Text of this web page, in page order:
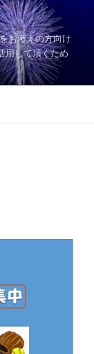
お考えの方向け
用して頂くため